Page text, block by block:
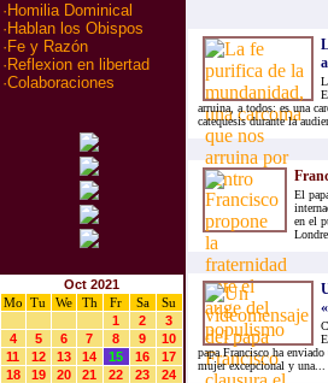
· Homilia Dominical
· Hablan los Obispos
· Fe y Razón
· Reflexion en libertad
·Colaboraciones
Oct 2021
Mo
Tu We Th Fr Sa
Su
1
2
3
4
5 6 7 8 9
10
11
12 13 14 15 16
17
18
19 20 21 22 23
24
arruina, a todos: es una
catequesis durante la
El
en el
papa Francisco ha
mujer excepcional y una...